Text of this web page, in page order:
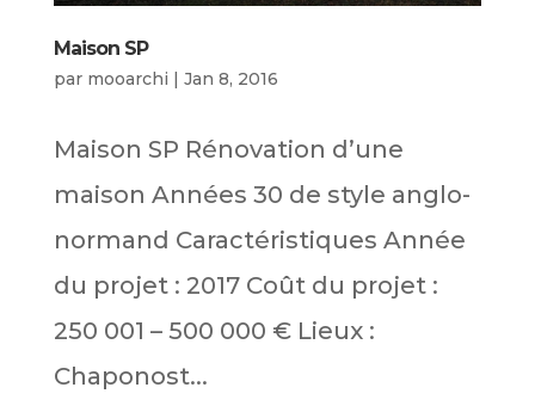
Maison SP
par mooarchi | Jan 8, 2016
Maison SP Rénovation d’une
maison Années 30 de style anglo-
normand Caractéristiques Année
du projet : 2017 Coût du projet :
250 001 – 500 000 € Lieux :
Chaponost...